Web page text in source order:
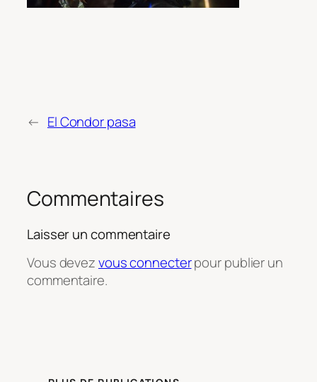
← El Condor pasa
Commentaires
Laisser un commentaire
Vous devezvous connecterpour publier un
commentaire.